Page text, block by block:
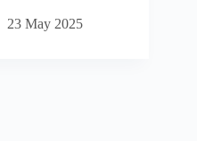
23 May 2025